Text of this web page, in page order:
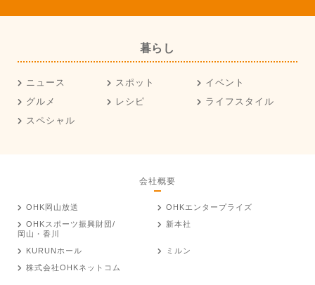
暮らし
ニュース スポット
イベント
グルメ
レシピ
ライフスタイル
スペシャル
会社概要
OHK岡山放送
OHKエンタープライズ
OHKスポーツ振興財団/
岡山・香川
新本社
KURUNホール
ミルン
株式会社OHKネットコム